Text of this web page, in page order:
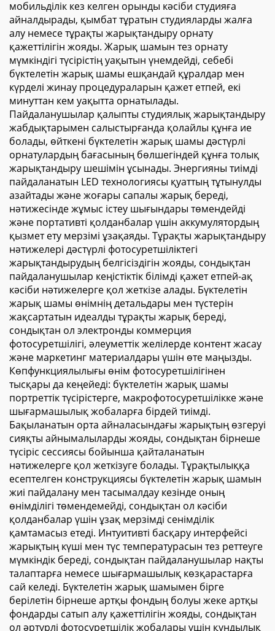
мобильділік кез келген орынды кәсіби студияға
айналдырады, қымбат тұратын студияларды жалға
алу немесе тұрақты жарықтандыру орнату
қажеттілігін жояды. Жарық шамын тез орнату
мүмкіндігі түсірістің уақытын үнемдейді, себебі
бүктелетін жарық шамы ешқандай құралдар мен
күрделі жинау процедураларын қажет етпей, екі
минуттан кем уақытта орнатылады.
Пайдаланушылар қалыпты студиялық жарықтандыру
жабдықтарымен салыстырғанда қолайлы құнға ие
болады, өйткені бүктелетін жарық шамы дәстүрлі
орнатулардың бағасының бөлшегіндей құнға толық
жарықтандыру шешімін ұсынады. Энергияны тиімді
пайдаланатын LED технологиясы қуаттың тұтынулды
азайтады және жоғары сапалы жарық береді,
нәтижесінде жұмыс істеу шығындары төмендейді
және портативті қолданбалар үшін аккумулятордың
қызмет ету мерзімі ұзақаяды. Тұрақты жарықтандыру
нәтижелері дәстүрлі фотосуретшіліктегі
жарықтандырудың белгісіздігін жояды, сондықтан
пайдаланушылар кеңістіктік білімді қажет етпей-ақ
кәсіби нәтижелерге қол жеткізе алады. Бүктелетін
жарық шамы өнімнің детальдары мен түстерін
жақсартатын идеалды тұрақты жарық береді,
сондықтан ол электронды коммерция
фотосуретшілігі, әлеуметтік желілерде контент жасау
және маркетинг материалдары үшін өте маңызды.
Көпфункциялылығы өнім фотосуретшілігінен
тысқары да кеңейеді: бүктелетін жарық шамы
портреттік түсірістерге, макрофотосуретшілікке және
шығармашылық жобаларға бірдей тиімді.
Бақыланатын орта айналасындағы жарықтың өзгеруі
сияқты айнымалыларды жояды, сондықтан бірнеше
түсіріс сессиясы бойынша қайталанатын
нәтижелерге қол жеткізуге болады. Тұрақтылыққа
есептелген конструкциясы бүктелетін жарық шамын
жиі пайдалану мен тасымалдау кезінде оның
өнімділігі төмендемейді, сондықтан ол кәсіби
қолданбалар үшін ұзақ мерзімді сенімділік
қамтамасыз етеді. Интуитивті басқару интерфейсі
жарықтың күші мен түс температурасын тез реттеуге
мүмкіндік береді, сондықтан пайдаланушылар нақты
талаптарға немесе шығармашылық көзқарастарға
сай келеді. Бүктелетін жарық шамымен бірге
берілетін бірнеше артқы фондың болуы жеке артқы
фондарды сатып алу қажеттілігін жояды, сондықтан
ол әртүрлі фотосуретшілік жобалары үшін құндылық